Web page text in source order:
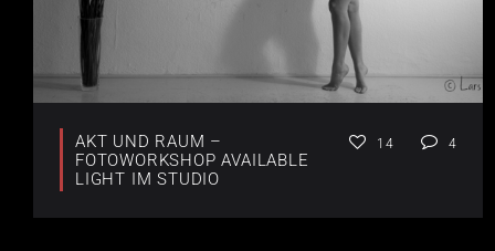
AKT UND RAUM –
FOTOWORKSHOP AVAILABLE
LIGHT IM STUDIO
14 4